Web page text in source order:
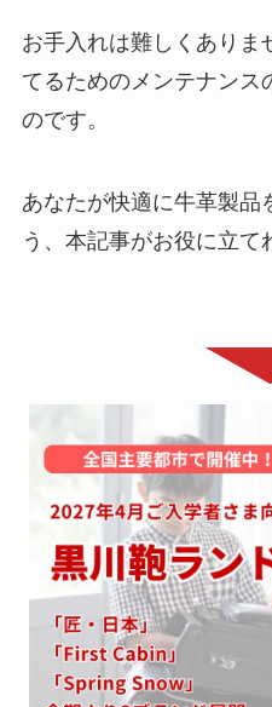
お手入れは難しくありま
てるためのメンテナンス
のです。
あなたが快適に牛革製品
う、本記事がお役に立て